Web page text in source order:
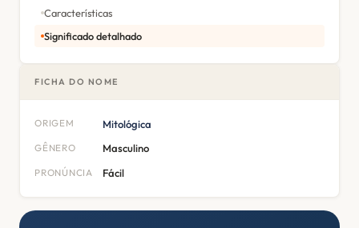
Características
Significado detalhado
FICHA DO NOME
ORIGEM Mitológica
GÊNERO Masculino
PRONÚNCIA Fácil